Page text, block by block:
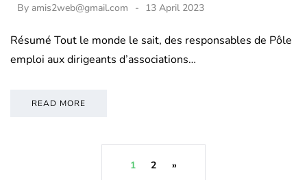
By amis2web@gmail.com 13 April 2023
Résumé Tout le monde le sait, des responsables de Pôle
emploi aux dirigeants d’associations…
READ MORE
1 2 »